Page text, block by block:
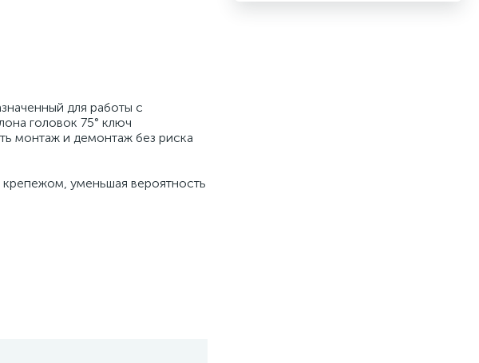
для работы с
головок 75° ключ
монтаж и демонтаж без риска
уменьшая вероятность